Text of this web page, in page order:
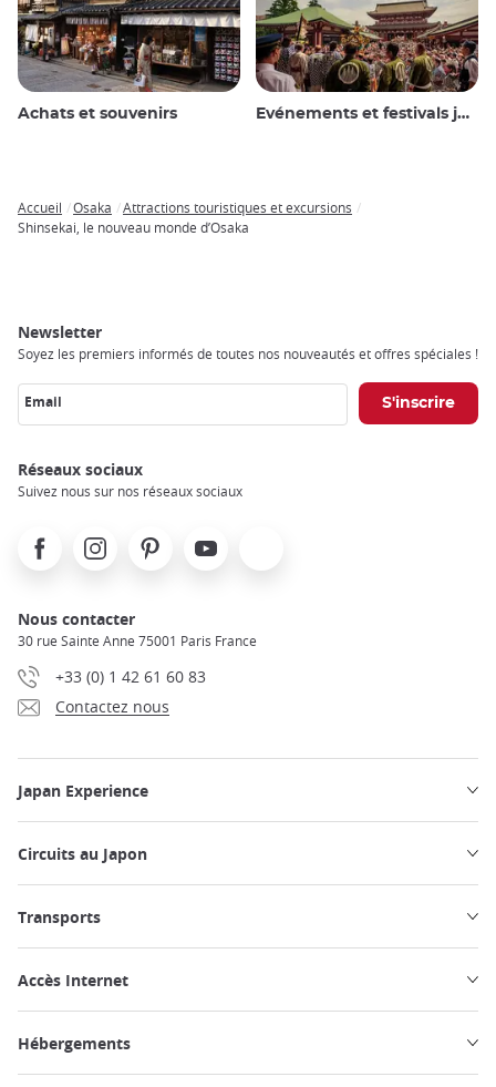
Achats et souvenirs Evénements et festivals japonais
Breadcrumb
Accueil Osaka
Attractions touristiques et excursions
Shinsekai, le nouveau monde d’Osaka
Newsletter
Soyez les premiers informés de toutes nos nouveautés et offres spéciales !
Email
Réseaux sociaux
Suivez nous sur nos réseaux sociaux
FacebookInstagramPinterest Youtube
Nous contacter
30 rue Sainte Anne 75001 Paris France
+33 (0) 1 42 61 60 83
Contactez nous
Japan Experience
Circuits au Japon
Transports
Accès Internet
Hébergements